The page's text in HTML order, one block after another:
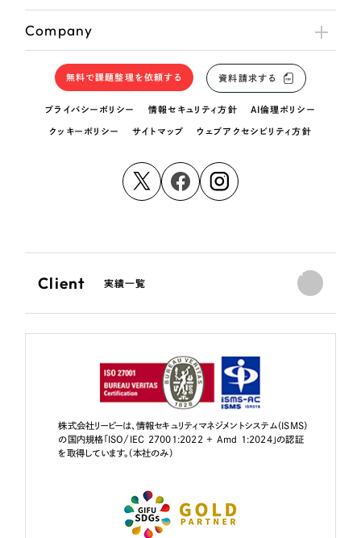
Company
無料で課題整理を依頼する 資料請求する
プライバシーポリシー 情報セキュリティ方針 AI倫理ポリシー
クッキーポリシー サイトマップ ウェブアクセシビリティ方針
Client 実績一覧
株式会社リーピーは、情報セキュリティマネジメントシステム（ISMS）
の国内規格「ISO/IEC 27001:2022 + Amd 1:2024」の認証
を取得しています。（本社のみ）